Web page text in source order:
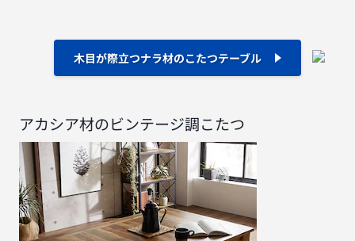
木目が際立つナラ材のこたつテーブル
アカシア材のビンテージ調こたつ